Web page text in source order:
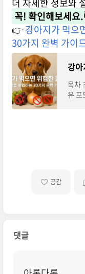
더 자세한 정보와
꼭! 확인해보세요
👉강아지가 먹으
30가지 완벽 가이
목차
유 포
공감
댓글